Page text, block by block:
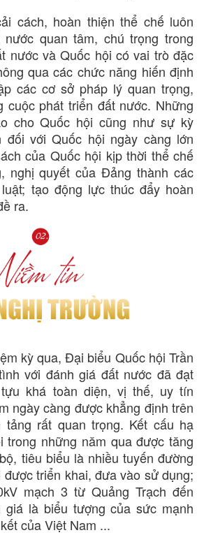
Công nghệ
Sành điệu
Tin Công nghệ
Trải nghiệm
Chuyển đổi số
cách, hoàn thiện thể chế luôn
quan tâm, chú trọng trong
nước và Quốc hội có vai trò đặc
qua các chức năng hiến định
các cơ sở pháp lý quan trọng,
cuộc phát triển đất nước. Những
cho Quốc hội cũng như sự kỳ
đối với Quốc hội ngày càng lớn
của Quốc hội kịp thời thể chế
nghị quyết của Đảng thành các
tạo động lực thúc đẩy hoàn
ra.
kỳ qua, Đại biểu Quốc hội Trần
với đánh giá đất nước đã đạt
khá toàn diện, vị thế, uy tín
ngày càng được khẳng định trên
rất quan trọng. Kết cấu hạ
trong những năm qua được tăng
tiêu biểu là nhiều tuyến đường
triển khai, đưa vào sử dụng;
mạch 3 từ Quảng Trạch đến
giá là biểu tượng của sức mạnh
của Việt Nam ...